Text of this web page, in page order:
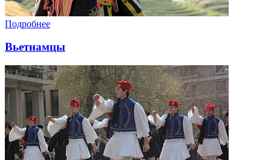
Подробнее
Вьетнамцы